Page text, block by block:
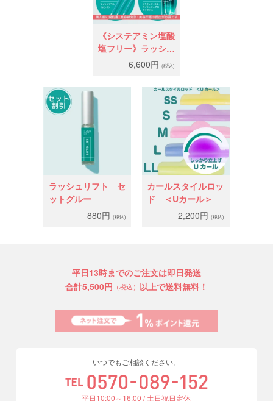
《システアミン塩酸
塩フリー》ラッシュ
リフト剤・コスメナ
テム
6,600円(税込)
ラッシュリフト セ
ットグルー
880円 (税込)
カールスタイルロッ
ド ＜Uカール＞
2,200円(税込)
平日13時までのご注文は即日発送
合計5,500円 （税込） 以上で送料無料！
いつでもご相談ください。
平日10:00～16:00 / 土日祝日定休